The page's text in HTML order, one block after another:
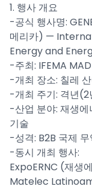
1. 행사 개요
-공식 행사명:
메리카) —
Energy and
-주최: IFEMA
-개최 장소: 칠레
-개최 주기: 격년
-산업 분야: 재생에
기술
-성격: B2B 국제
-동시 개최 행사:
ExpoERNC (재생
Matelec